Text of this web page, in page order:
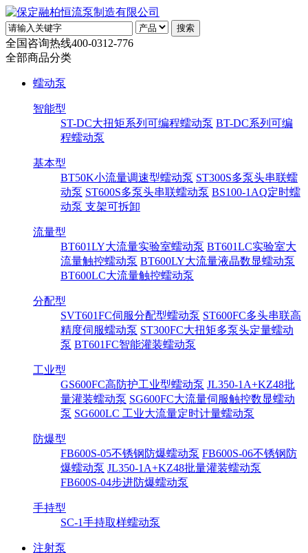
全国咨询热线400-0312-776
全部商品分类
蠕动泵
智能型
ST-DC大扭矩系列可编程蠕动泵 BT-DC系列可编
程蠕动泵
基本型
BT50K小流量调速型蠕动泵 ST300S多泵头串联蠕
动泵 ST600S多泵头串联蠕动泵 BS100-1AQ定时蠕
动泵 支架可拆卸
流量型
BT601LY大流量实验室蠕动泵 BT601LC实验室大
流量触控蠕动泵 BT600LY大流量液晶数显蠕动泵
BT600LC大流量触控蠕动泵
分配型
SVT601FC伺服分配型蠕动泵 ST600FC多头串联高
精度伺服蠕动泵 ST300FC大扭矩多泵头定量蠕动
泵 BT601FC智能灌装蠕动泵
工业型
GS600FC高防护工业型蠕动泵 JL350-1A+KZ48批
量灌装蠕动泵 SG600FC大流量伺服触控数显蠕动
泵 SG600LC 工业大流量定时计量蠕动泵
防爆型
FB600S-05不锈钢防爆蠕动泵 FB600S-06不锈钢防
爆蠕动泵 JL350-1A+KZ48批量灌装蠕动泵
FB600S-04步进防爆蠕动泵
手持型
SC-1手持取样蠕动泵
注射泵